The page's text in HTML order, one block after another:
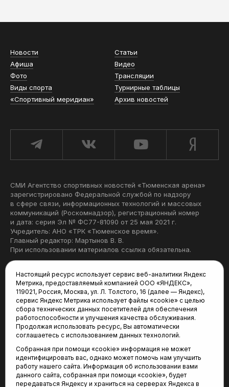
Новости
Статьи
Афиша
Видео
Фото
Трансляции
Виды спорта
Турнирные таблицы
«Спортивный меридиан»
Архив новостей
СМИ Агентство спортивных новостей «Тюменская арена»
зарегистрировано Федеральной службой по надзору
в сфере связи, информационных технологий и массовых
коммуникаций (Роскомнадзор), регистрационный номер
и дата: серия Эл № ФС77-81090 от 25 мая 2021 г.
Учредитель: АНО «ТРК «Тюменское время».
Главный редактор: Мартынов В. В.
При использовании материалов ссылка обязательна.
Редакция:
625035, Тюмень, пр. Геологоразведчиков, 28А
(3452) 68-22-28
tum-arena@mail.ru
Отдел продаж:
(3452) 68-89-78
kotovaev@sibinformburo.ru
Настоящий ресурс использует сервис веб-аналитики Яндекс
Метрика, предоставляемый компанией ООО «ЯНДЕКС»,
119021, Россия, Москва, ул. Л. Толстого, 16 (далее — Яндекс),
сервис Яндекс Метрика использует файлы «cookie» с целью
сбора технических данных посетителей для обеспечения
работоспособности и улучшения качества обслуживания.
Продолжая использовать ресурс, Вы автоматически
соглашаетесь с использованием данных технологий.
Собранная при помощи «cookie» информация не может
идентифицировать вас, однако может помочь нам улучшить
работу нашего сайта. Информация об использовании вами
данного сайта, собранная при помощи «cookie», будет
передаваться Яндексу и храниться на серверах Яндекса в